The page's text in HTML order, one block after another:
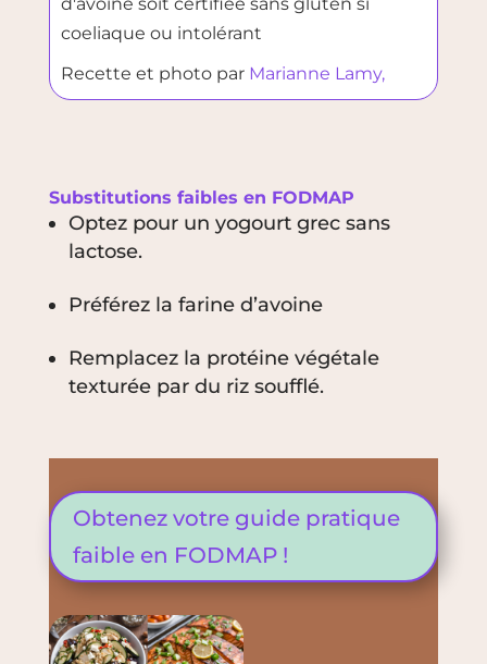
coeliaque ou intolérant
Recette et photo par Marianne Lamy,
Substitutions faibles en FODMAP
Optez pour un yogourt grec sans
lactose.
Préférez la farine d’avoine
Remplacez la protéine végétale
texturée par du riz soufflé.
Obtenez votre guide pratique
faible en FODMAP !